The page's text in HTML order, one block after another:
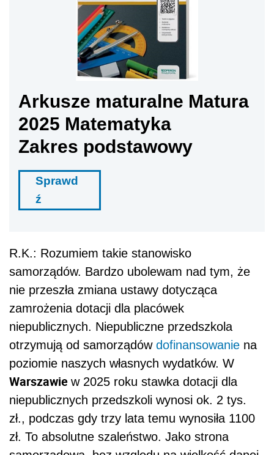
Arkusze maturalne Matura
2025 Matematyka
Zakres podstawowy
Sprawd
ź
R.K.: Rozumiem takie stanowisko
samorządów. Bardzo ubolewam nad tym, że
nie przeszła zmiana ustawy dotycząca
zamrożenia dotacji dla placówek
niepublicznych. Niepubliczne przedszkola
otrzymują od samorządów dofinansowanie na
poziomie naszych własnych wydatków. W
Warszawie w 2025 roku stawka dotacji dla
niepublicznych przedszkoli wynosi ok. 2 tys.
zł., podczas gdy trzy lata temu wynosiła 1100
zł. To absolutne szaleństwo. Jako strona